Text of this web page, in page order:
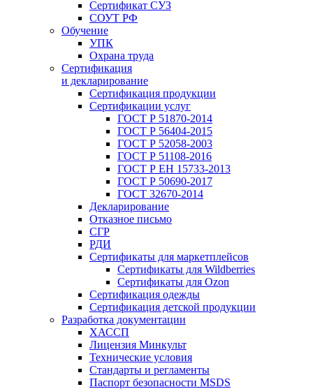
Сертификат СУЗ
СОУТ РФ
Обучение
УПК
Охрана труда
Сертификация
и декларирование
Сертификация продукции
Сертификации услуг
ГОСТ Р 51870-2014
ГОСТ Р 56404-2015
ГОСТ Р 52058-2003
ГОСТ Р 51108-2016
ГОСТ Р ЕН 15733-2013
ГОСТ Р 50690-2017
ГОСТ 32670-2014
Декларирование
Отказное письмо
СГР
РДИ
Сертификаты для маркетплейсов
Сертификаты для Wildberries
Сертификаты для Ozon
Сертификация одежды
Сертификация детской продукции
Разработка документации
ХАССП
Лицензия Минкульт
Технические условия
Стандарты и регламенты
Паспорт безопасности MSDS